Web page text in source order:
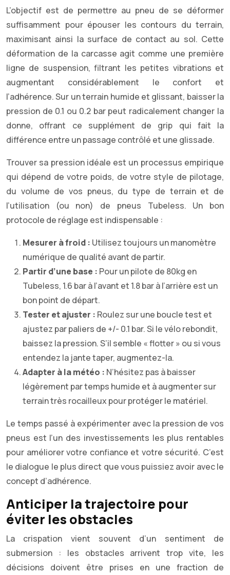
L’objectif est de permettre au pneu de se déformer
suffisamment pour épouser les contours du terrain,
maximisant ainsi la surface de contact au sol. Cette
déformation de la carcasse agit comme une première
ligne de suspension, filtrant les petites vibrations et
augmentant considérablement le confort et
l’adhérence. Sur un terrain humide et glissant, baisser la
pression de 0.1 ou 0.2 bar peut radicalement changer la
donne, offrant ce supplément de grip qui fait la
différence entre un passage contrôlé et une glissade.
Trouver sa pression idéale est un processus empirique
qui dépend de votre poids, de votre style de pilotage,
du volume de vos pneus, du type de terrain et de
l’utilisation (ou non) de pneus Tubeless. Un bon
protocole de réglage est indispensable :
Mesurer à froid : Utilisez toujours un manomètre
numérique de qualité avant de partir.
Partir d’une base : Pour un pilote de 80kg en
Tubeless, 1.6 bar à l’avant et 1.8 bar à l’arrière est un
bon point de départ.
Tester et ajuster : Roulez sur une boucle test et
ajustez par paliers de +/- 0.1 bar. Si le vélo rebondit,
baissez la pression. S’il semble « flotter » ou si vous
entendez la jante taper, augmentez-la.
Adapter à la météo : N’hésitez pas à baisser
légèrement par temps humide et à augmenter sur
terrain très rocailleux pour protéger le matériel.
Le temps passé à expérimenter avec la pression de vos
pneus est l’un des investissements les plus rentables
pour améliorer votre confiance et votre sécurité. C’est
le dialogue le plus direct que vous puissiez avoir avec le
concept d’adhérence.
Anticiper la trajectoire pour
éviter les obstacles
La crispation vient souvent d’un sentiment de
submersion : les obstacles arrivent trop vite, les
décisions doivent être prises en une fraction de